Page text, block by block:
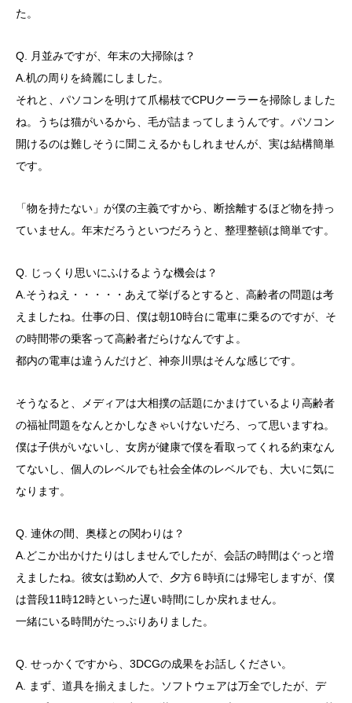
た。
Q. 月並みですが、年末の大掃除は？
A.机の周りを綺麗にしました。
それと、パソコンを明けて爪楊枝でCPUクーラーを掃除しました
ね。うちは猫がいるから、毛が詰まってしまうんです。パソコン
開けるのは難しそうに聞こえるかもしれませんが、実は結構簡単
です。
「物を持たない」が僕の主義ですから、断捨離するほど物を持っ
ていません。年末だろうといつだろうと、整理整頓は簡単です。
Q. じっくり思いにふけるような機会は？
A.そうねえ・・・・・あえて挙げるとすると、高齢者の問題は考
えましたね。仕事の日、僕は朝10時台に電車に乗るのですが、そ
の時間帯の乗客って高齢者だらけなんですよ。
都内の電車は違うんだけど、神奈川県はそんな感じです。
そうなると、メディアは大相撲の話題にかまけているより高齢者
の福祉問題をなんとかしなきゃいけないだろ、って思いますね。
僕は子供がいないし、女房が健康で僕を看取ってくれる約束なん
てないし、個人のレベルでも社会全体のレベルでも、大いに気に
なります。
Q. 連休の間、奥様との関わりは？
A.どこか出かけたりはしませんでしたが、会話の時間はぐっと増
えましたね。彼女は勤め人で、夕方６時頃には帰宅しますが、僕
は普段11時12時といった遅い時間にしか戻れません。
一緒にいる時間がたっぷりありました。
Q. せっかくですから、3DCGの成果をお話しください。
A. まず、道具を揃えました。ソフトウェアは万全でしたが、デ